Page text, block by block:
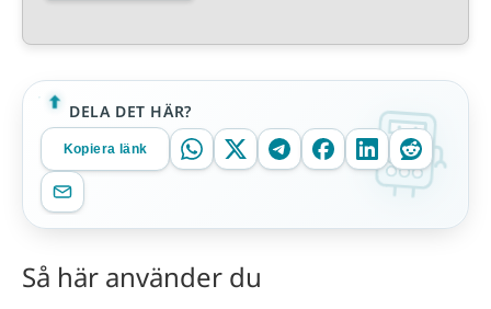
DELA DET HÄR?
Kopiera länk
Så här använder du